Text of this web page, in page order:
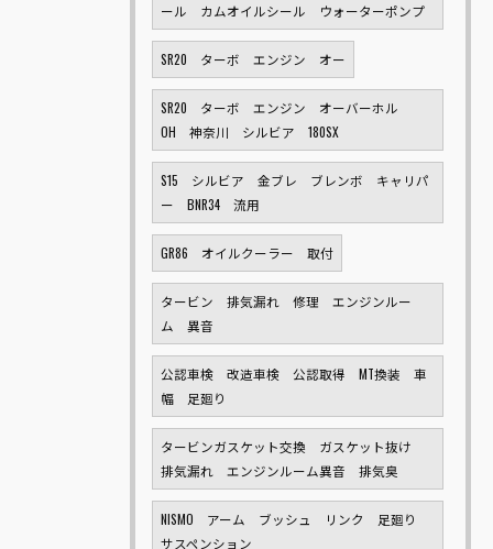
ール カムオイルシール ウォーターポンプ
SR20 ターボ エンジン オー
SR20 ターボ エンジン オーバーホル
OH 神奈川 シルビア 180SX
S15 シルビア 金ブレ ブレンボ キャリパ
ー BNR34 流用
GR86 オイルクーラー 取付
タービン 排気漏れ 修理 エンジンルー
ム 異音
公認車検 改造車検 公認取得 MT換装 車
幅 足廻り
タービンガスケット交換 ガスケット抜け
排気漏れ エンジンルーム異音 排気臭
NISMO アーム ブッシュ リンク 足廻り
サスペンション